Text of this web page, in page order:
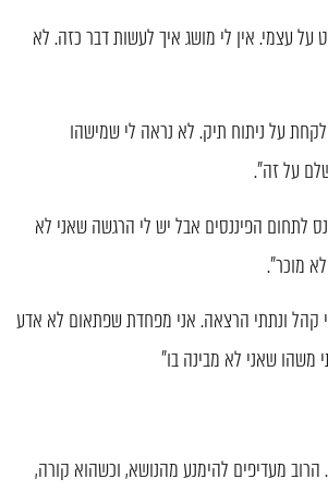
עצמי. אין לי מושג איך לעשות דבר כזה. לא
לקחת על ניתוח תיק. לא נראה לי שמישהו
על זה".
לתחום הפיננסים אבל יש לי הרגשה שאני לא
מוכר".
קהל ונתתי הרצאה. אני מפחדת שפתאום לא אדע
משהו שאני לא מבינה בו"
הרוב מעדיפים להימנע מהנושא, וכשהוא קורה,